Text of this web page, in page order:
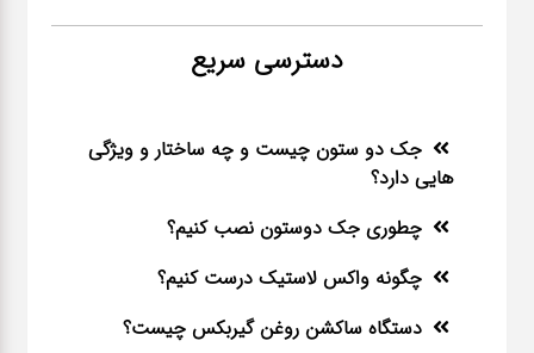
دسترسی سریع
جک دو ستون چیست و چه ساختار و ویژگی
هایی دارد؟
چطوری جک دوستون نصب کنیم؟
چگونه واکس لاستیک درست کنیم؟
دستگاه ساکشن روغن گیربکس چیست؟